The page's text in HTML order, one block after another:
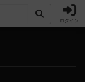
ログイン